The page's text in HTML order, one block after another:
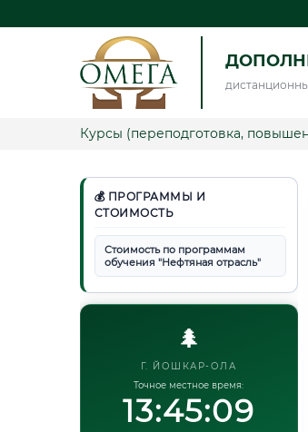
Курсы (переподготовка,
💰 ПРОГРАММЫ И
СТОИМОСТЬ
Стоимость по программам
обучения "Нефтяная отрасль"
🌲
Г. ЙОШКАР-ОЛА
Точное местное время:
13:45:09